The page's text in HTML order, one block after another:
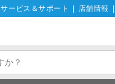
サービス＆サポート 店舗情報